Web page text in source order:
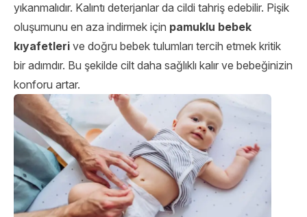
yıkanmalıdır. Kalıntı deterjanlar da cildi tahriş edebilir. Pişik
oluşumunu en aza indirmek için pamuklu bebek
kıyafetleri ve doğru bebek tulumları tercih etmek kritik
bir adımdır. Bu şekilde cilt daha sağlıklı kalır ve bebeğinizin
konforu artar.